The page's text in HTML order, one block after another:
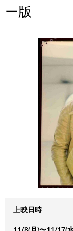
ー版
上映日時